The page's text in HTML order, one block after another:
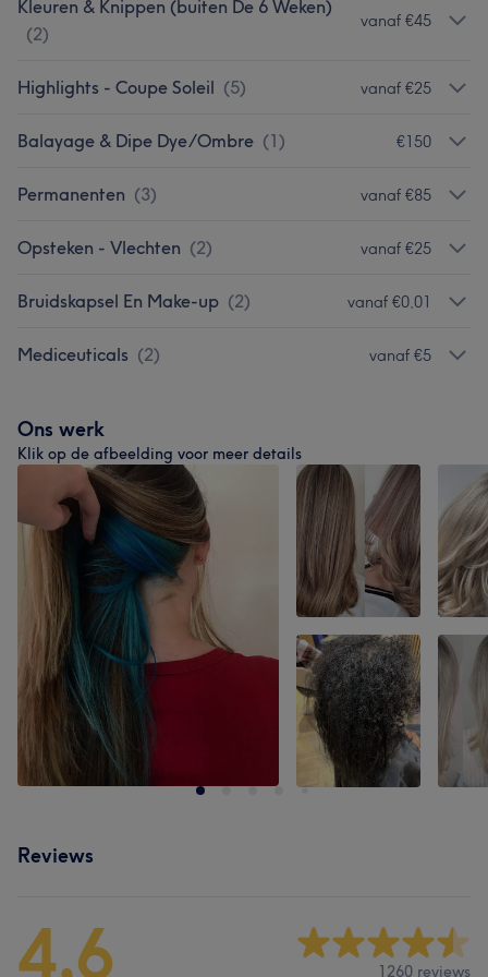
Kleuren & Knippen (buiten De 6 Weken)
(2)
vanaf €45
Highlights - Coupe Soleil (5) vanaf €25
Balayage & Dipe Dye/Ombre (1) €150
Permanenten (3) vanaf €85
Opsteken - Vlechten (2) vanaf €25
Bruidskapsel En Make-up (2) vanaf €0,01
Mediceuticals (2) vanaf €5
Ons werk
Klik op de afbeelding voor meer details
Reviews
4,6 1260 reviews